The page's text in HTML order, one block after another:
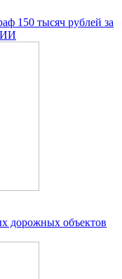
150 тысяч рублей за
ИИ
дорожных объектов